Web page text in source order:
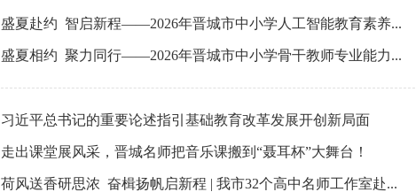
盛夏赴约 智启新程——2026年晋城市中小学人工智能教育素养...
盛夏相约 聚力同行——2026年晋城市中小学骨干教师专业能力...
习近平总书记的重要论述指引基础教育改革发展开创新局面
走出课堂展风采，晋城名师把音乐课搬到“聂耳杯”大舞台！
荷风送香研思浓 奋楫扬帆启新程 | 我市32个高中名师工作室赴...